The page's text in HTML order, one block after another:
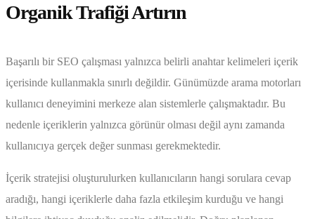
Organik Trafiği Artırın
Başarılı bir SEO çalışması yalnızca belirli anahtar kelimeleri içerik
içerisinde kullanmakla sınırlı değildir. Günümüzde arama motorları
kullanıcı deneyimini merkeze alan sistemlerle çalışmaktadır. Bu
nedenle içeriklerin yalnızca görünür olması değil aynı zamanda
kullanıcıya gerçek değer sunması gerekmektedir.
İçerik stratejisi oluşturulurken kullanıcıların hangi sorulara cevap
aradığı, hangi içeriklerle daha fazla etkileşim kurduğu ve hangi